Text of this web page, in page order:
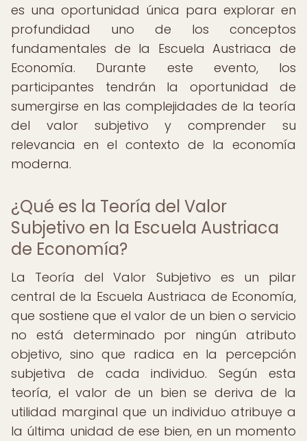
es una oportunidad única para explorar en
profundidad uno de los conceptos
fundamentales de la Escuela Austriaca de
Economía. Durante este evento, los
participantes tendrán la oportunidad de
sumergirse en las complejidades de la teoría
del valor subjetivo y comprender su
relevancia en el contexto de la economía
moderna.
¿Qué es la Teoría del Valor
Subjetivo en la Escuela Austriaca
de Economía?
La Teoría del Valor Subjetivo es un pilar
central de la Escuela Austriaca de Economía,
que sostiene que el valor de un bien o servicio
no está determinado por ningún atributo
objetivo, sino que radica en la percepción
subjetiva de cada individuo. Según esta
teoría, el valor de un bien se deriva de la
utilidad marginal que un individuo atribuye a
la última unidad de ese bien, en un momento